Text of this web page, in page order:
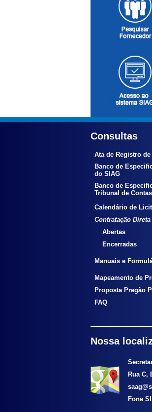
Consultas
Ata de Registro de
Banco de
do SIAG
Banco de
Tribunal de
Calendário de
Contratação Direta
Abertas
Encerradas
Manuais e
Mapeamento de
Proposta Pregão
FAQ
Nossa
Rua C,
Fone